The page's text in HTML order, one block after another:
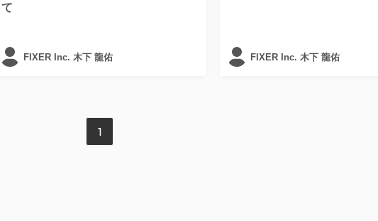
て
FIXER Inc. 木下 龍佑 FIXER Inc. 木下 龍佑
1